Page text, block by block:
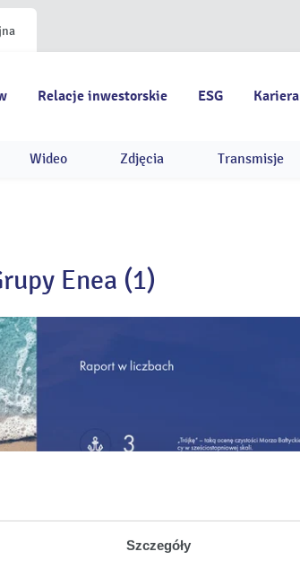
Szczegóły
Relacje inwestorskie ESG Kariera
Wideo Zdjęcia Transmisje
Enea (1)